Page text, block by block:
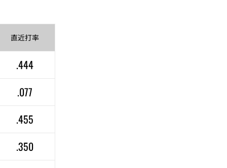
直近打率
.444
.077
.455
.350